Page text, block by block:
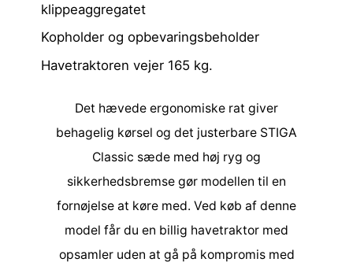
klippeaggregatet
Kopholder og opbevaringsbeholder
Havetraktoren vejer 165 kg.
Det hævede ergonomiske rat giver
behagelig kørsel og det justerbare STIGA
Classic sæde med høj ryg og
sikkerhedsbremse gør modellen til en
fornøjelse at køre med. Ved køb af denne
model får du en billig havetraktor med
opsamler uden at gå på kompromis med